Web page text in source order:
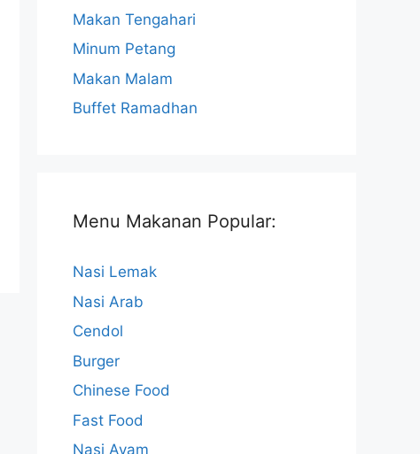
Makan Tengahari
Minum Petang
Makan Malam
Buffet Ramadhan
Menu Makanan Popular:
Nasi Lemak
Nasi Arab
Cendol
Burger
Chinese Food
Fast Food
Nasi Ayam